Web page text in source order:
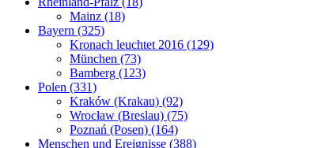
Mainz (18)
Bayern (325)
Kronach leuchtet 2016 (129)
München (73)
Bamberg (123)
Polen (331)
Kraków (Krakau) (92)
Wrocław (Breslau) (75)
Poznań (Posen) (164)
Menschen und Ereignisse (388)